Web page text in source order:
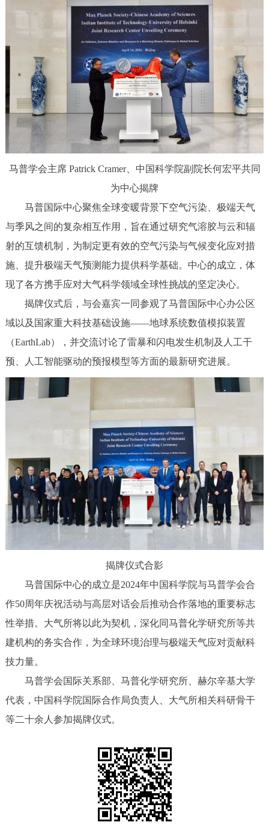
马普学会主席 Patrick Cramer、中国科学院副院长何宏平共同
为中心揭牌
马普国际中心聚焦全球变暖背景下空气污染、极端天气
与季风之间的复杂相互作用，旨在通过研究气溶胶与云和辐
射的互馈机制，为制定更有效的空气污染与气候变化应对措
施、提升极端天气预测能力提供科学基础。中心的成立，体
现了各方携手应对大气科学领域全球性挑战的坚定决心。
揭牌仪式后，与会嘉宾一同参观了马普国际中心办公区
域以及国家重大科技基础设施——地球系统数值模拟装置
（EarthLab），并交流讨论了雷暴和闪电发生机制及人工干
预、人工智能驱动的预报模型等方面的最新研究进展。
揭牌仪式合影
马普国际中心的成立是2024年中国科学院与马普学会合
作50周年庆祝活动与高层对话会后推动合作落地的重要标志
性举措。大气所将以此为契机，深化同马普化学研究所等共
建机构的务实合作，为全球环境治理与极端天气应对贡献科
技力量。
马普学会国际关系部、马普化学研究所、赫尔辛基大学
代表，中国科学院国际合作局负责人、大气所相关科研骨干
等二十余人参加揭牌仪式。